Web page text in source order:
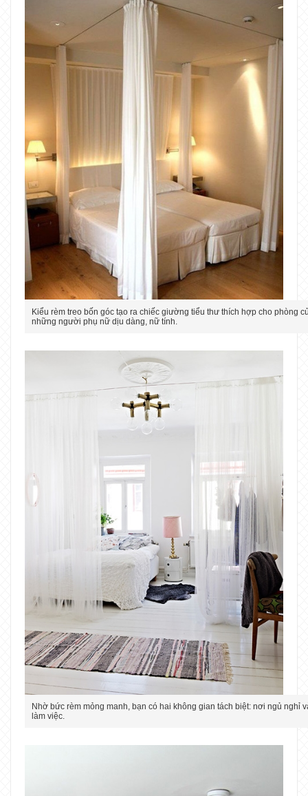
Kiểu rèm treo bốn góc tạo ra chiếc giường tiểu thư thích hợp cho phòng
những người phụ nữ dịu dàng, nữ tính.
Nhờ bức rèm mỏng manh, bạn có hai không gian tách biệt: nơi ngủ nghỉ
làm việc.